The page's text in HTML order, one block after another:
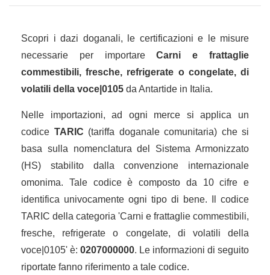
Scopri i dazi doganali, le certificazioni e le misure
necessarie per importareCarni e frattaglie
commestibili, fresche, refrigerate o congelate, di
volatili della voce|0105 da Antartide in Italia.
Nelle importazioni, ad ogni merce si applica un
codice TARIC (tariffa doganale comunitaria) che si
basa sulla nomenclatura del Sistema Armonizzato
(HS) stabilito dalla convenzione internazionale
omonima. Tale codice è composto da 10 cifre e
identifica univocamente ogni tipo di bene. Il codice
TARIC della categoria 'Carni e frattaglie commestibili,
fresche, refrigerate o congelate, di volatili della
voce|0105' è: 0207000000. Le informazioni di seguito
riportate fanno riferimento a tale codice.